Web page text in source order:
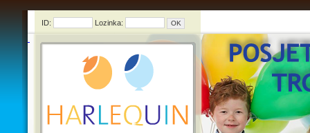
ID: Lozinka: